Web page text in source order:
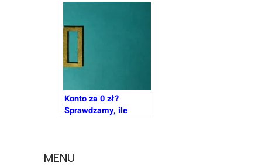
Konto za 0 zł?
Sprawdzamy, ile
MENU